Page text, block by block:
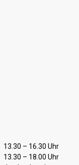
Nachmittag
13.30 – 16.30 Uhr
13.30 – 18.00 Uhr